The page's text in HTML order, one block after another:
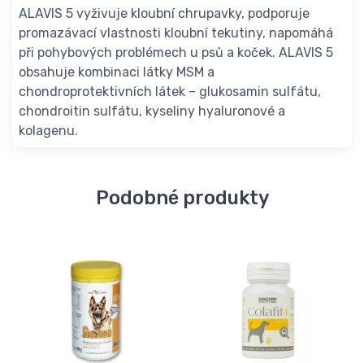
ALAVIS 5 vyživuje kloubní chrupavky, podporuje
promazávací vlastnosti kloubní tekutiny, napomáhá
při pohybových problémech u psů a koček. ALAVIS 5
obsahuje kombinaci látky MSM a
chondroprotektivních látek – glukosamin sulfátu,
chondroitin sulfátu, kyseliny hyaluronové a
kolagenu.
Podobné produkty